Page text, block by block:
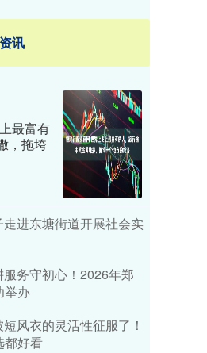
讯
最富有
，拖垮
进东塘街道开展社会实
务守初心！2026年郑
举办
风衣的灵活性征服了！
都好看